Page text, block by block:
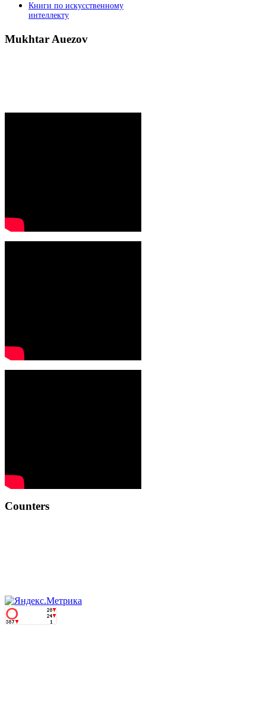
Книги по искусственному
интеллекту
Mukhtar Auezov
Counters